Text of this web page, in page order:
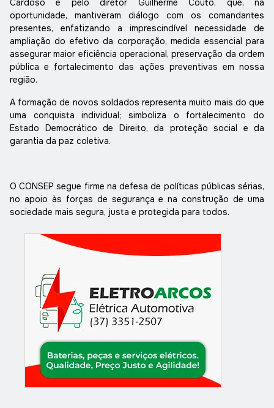
Cardoso e pelo diretor Guilherme Couto, que, na
oportunidade, mantiveram diálogo com os comandantes
presentes, enfatizando a imprescindível necessidade de
ampliação do efetivo da corporação, medida essencial para
assegurar maior eficiência operacional, preservação da ordem
pública e fortalecimento das ações preventivas em nossa
região.
A formação de novos soldados representa muito mais do que
uma conquista individual; simboliza o fortalecimento do
Estado Democrático de Direito, da proteção social e da
garantia da paz coletiva.
O CONSEP segue firme na defesa de políticas públicas sérias,
no apoio às forças de segurança e na construção de uma
sociedade mais segura, justa e protegida para todos.